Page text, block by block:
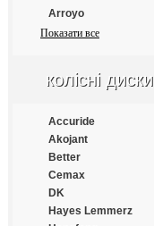
Green Dragon
GreenTrac
GT Radial
Habilead
Haida
Hankook
Haohua
HappyRoad
Hengtar
Arroyo
Atlander
Austone
Bars
Barum
BFGoodrich
Blacklion
Bridgestone
Cachland
Показати все
колісні диски
Accuride
Akojant
Better
Cemax
DK
Hayes Lemmerz